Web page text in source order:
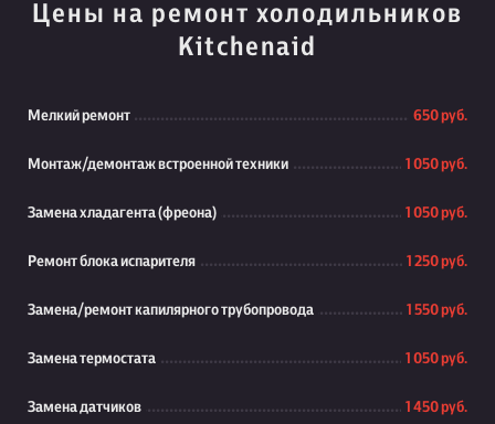
Цены на ремонт холодильников
Kitchenaid
Мелкий ремонт 650 руб.
Монтаж/демонтаж встроенной техники 1 050 руб.
Замена хладагента (фреона) 1 050 руб.
Ремонт блока испарителя 1 250 руб.
Замена/ремонт капилярного трубопровода 1 550 руб.
Замена термостата 1 050 руб.
Замена датчиков 1 450 руб.